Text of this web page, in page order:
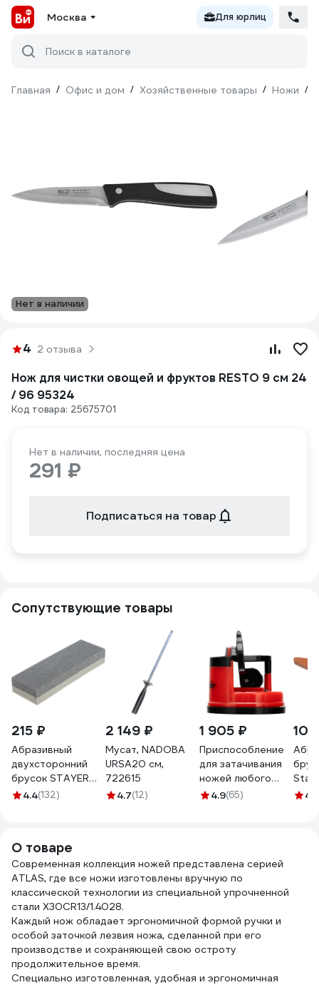
Москва Для юрлиц
Поиск в каталоге
Главная / Офис и дом / Хозяйственные товары / Ножи /
Нет в наличии
4 2 отзыва
Нож для чистки овощей и фруктов RESTO 9 см 24
/ 96 95324
Код товара: 25675701
Нет в наличии, последняя цена
291 ₽
Подписаться на товар
Сопутствующие товары
215 ₽
Абразивный
двухсторонний
брусок STAYER
150мм 3572-15
4.4(132)
2 149 ₽
Мусат, NADOBA
URSA20 см,
722615
4.7(12)
1 905 ₽
Приспособление
для затачивания
ножей любого
типа MATRIX
4.9(65) 4.5
О товаре
Современная коллекция ножей представлена серией
ATLAS, где все ножи изготовлены вручную по
классической технологии из специальной упрочненной
стали X30CR13/1.4028.
Каждый нож обладает эргономичной формой ручки и
особой заточкой лезвия ножа, сделанной при его
производстве и сохраняющей свою остроту
продолжительное время.
Специально изготовленная, удобная и эргономичная